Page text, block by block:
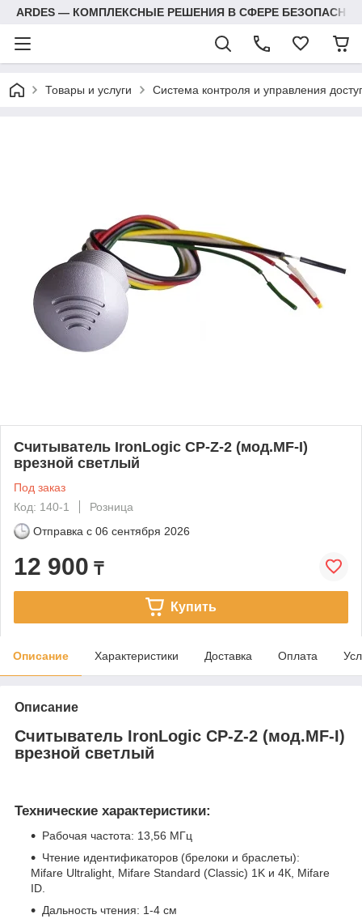
ARDES — КОМПЛЕКСНЫЕ РЕШЕНИЯ В СФЕРЕ
Товары и услуги Система контроля и управления
Считыватель IronLogic CP-Z-2 (мод.MF-I)
врезной светлый
Под заказ
Код: 140-1
Розница
Отправка с 06 сентября 2026
12 900 ₸
Купить
Описание Характеристики Доставка Оплата
Описание
Считыватель IronLogic CP-Z-2 (мод.MF-I)
врезной светлый
Технические характеристики:
Рабочая частота: 13,56 МГц
Чтение идентификаторов (брелоки и браслеты):
Mifare Ultralight, Mifare Standard (Classic) 1K и 4К, Mifare
ID.
Дальность чтения: 1-4 см